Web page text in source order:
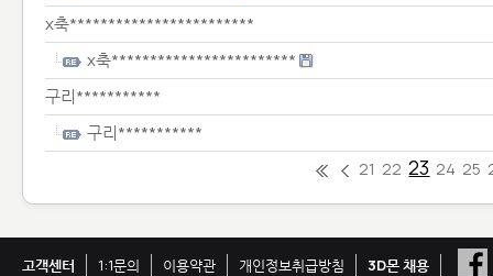
x축************************
x축************************
구리***********
구리***********
21 22 23 24 25
고객센터 1:1문의 이용약관 개인정보취급방침
3D몬 채용